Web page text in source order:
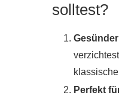
solltest?
Perfekt